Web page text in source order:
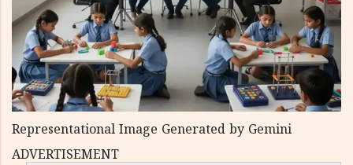
Representational Image Generated by Gemini
ADVERTISEMENT